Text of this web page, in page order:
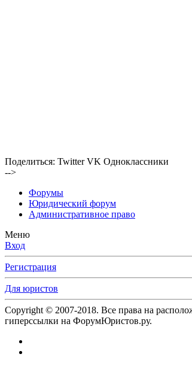
Поделиться: Twitter VK Одноклассники
-->
Форумы
Юридический форум
Административное право
Меню
Вход
Регистрация
Для юристов
Copyright © 2007-2018. Все права на
гиперссылки на ФорумЮристов.ру.